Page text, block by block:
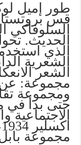
قس
السلوفاكي
الحديث.
الذي
الشعر
حتى بدأ في
مجموعة بابل